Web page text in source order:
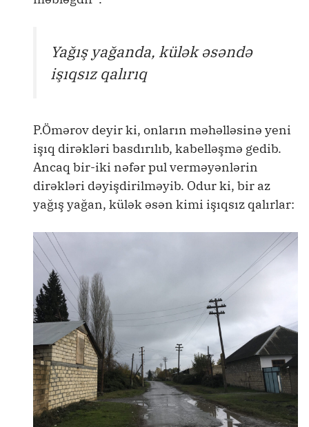
Yağış yağanda, külək əsəndə
işıqsız qalırıq
P.Ömərov deyir ki, onların məhəlləsinə yeni
işıq dirəkləri basdırılıb, kabelləşmə gedib.
Ancaq bir-iki nəfər pul verməyənlərin
dirəkləri dəyişdirilməyib. Odur ki, bir az
yağış yağan, külək əsən kimi işıqsız qalırlar: